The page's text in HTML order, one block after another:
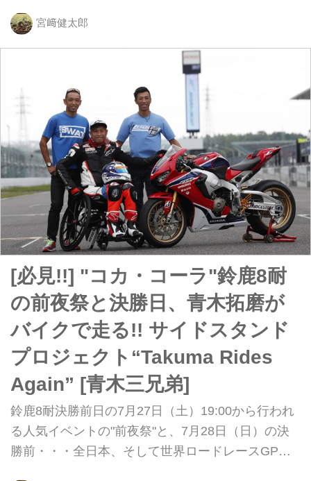
ー、ニッコロ・カネパのオンボード映像です。その
宮﨑健太郎
[必見!!] "コカ・コーラ"鈴鹿8耐
の前夜祭と決勝日、青木拓磨が
バイクで走る!! サイドスタンド
プロジェクト“Takuma Rides
Again” [青木三兄弟]
鈴鹿8耐決勝前日の7月27日（土）19:00から行われ
る人気イベントの"前夜祭"と、7月28日（日）の決
勝前・・・全日本、そして世界ロードレースGPで